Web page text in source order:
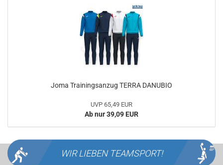
Joma Trainingsanzug TERRA DANUBIO
UVP 65,49 EUR
Ab nur 39,09 EUR
WIR LIEBEN TEAMSPORT!